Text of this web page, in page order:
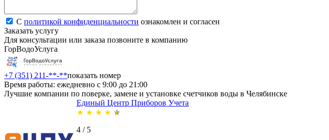
С политикой конфиденциальности ознакомлен и согласен
Заказать услугу
Для консультации или заказа позвоните в компанию
ГорВодоУслуга
+7 (351) 211-**-**показать номер
Время работы: ежедневно с 9:00 до 21:00
Лучшие компании по поверке, замене и установке счетчиков воды в Челябинске
Единый Центр Приборов Учета
★ ★ ★ ★ ★
4 / 5